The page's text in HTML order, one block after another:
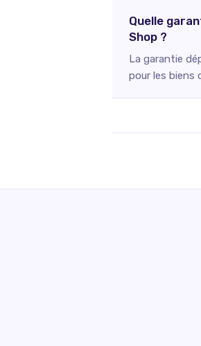
Quelle
Shop ?
La garantie
pour les biens